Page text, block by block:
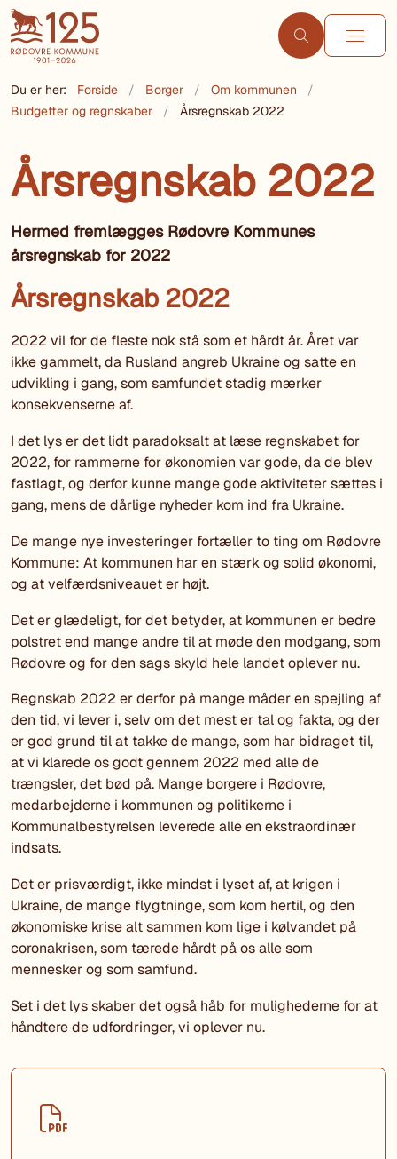
Du er her: Forside Borger
Om kommunen
Budgetter og regnskaber
Årsregnskab 2022
Årsregnskab 2022
Hermed fremlægges Rødovre Kommunes
årsregnskab for 2022
Årsregnskab 2022
2022 vil for de fleste nok stå som et hårdt år. Året var
ikke gammelt, da Rusland angreb Ukraine og satte en
udvikling i gang, som samfundet stadig mærker
konsekvenserne af.
I det lys er det lidt paradoksalt at læse regnskabet for
2022, for rammerne for økonomien var gode, da de blev
fastlagt, og derfor kunne mange gode aktiviteter sættes i
gang, mens de dårlige nyheder kom ind fra Ukraine.
De mange nye investeringer fortæller to ting om Rødovre
Kommune: At kommunen har en stærk og solid økonomi,
og at velfærdsniveauet er højt.
Det er glædeligt, for det betyder, at kommunen er bedre
polstret end mange andre til at møde den modgang, som
Rødovre og for den sags skyld hele landet oplever nu.
Regnskab 2022 er derfor på mange måder en spejling af
den tid, vi lever i, selv om det mest er tal og fakta, og der
er god grund til at takke de mange, som har bidraget til,
at vi klarede os godt gennem 2022 med alle de
trængsler, det bød på. Mange borgere i Rødovre,
medarbejderne i kommunen og politikerne i
Kommunalbestyrelsen leverede alle en ekstraordinær
indsats.
Det er prisværdigt, ikke mindst i lyset af, at krigen i
Ukraine, de mange flygtninge, som kom hertil, og den
økonomiske krise alt sammen kom lige i kølvandet på
coronakrisen, som tærede hårdt på os alle som
mennesker og som samfund.
Set i det lys skaber det også håb for mulighederne for at
håndtere de udfordringer, vi oplever nu.